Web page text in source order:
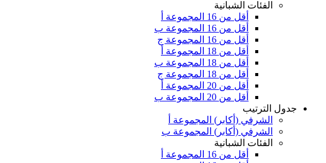
الفئات الشبانية
أقل من 16 المجموعة أ
أقل من 16 المجموعة ب
أقل من 16 المجموعة ج
أقل من 18 المجموعة أ
أقل من 18 المجموعة ب
أقل من 18 المجموعة ج
أقل من 20 المجموعة أ
أقل من 20 المجموعة ب
جدول الترتيب
الشرفي (أكابر) المجموعة أ
الشرفي (أكابر) المجموعة ب
الفئات الشبانية
أقل من 16 المجموعة أ